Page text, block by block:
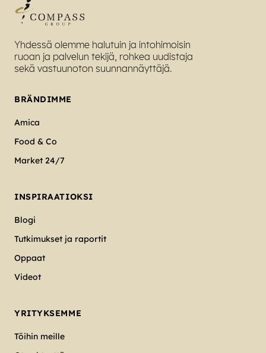
Yhdessä olemme halutuin ja intohimoisin
ruoan ja palvelun tekijä, rohkea uudistaja
sekä vastuunoton suunnannäyttäjä.
BRÄNDIMME
Amica
Food & Co
Market 24/7
INSPIRAATIOKSI
Blogi
Tutkimukset ja raportit
Oppaat
Videot
YRITYKSEMME
Töihin meille